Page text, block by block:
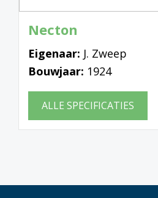
Necton
Eigenaar: J. Zweep
Bouwjaar: 1924
ALLE SPECIFICATIES